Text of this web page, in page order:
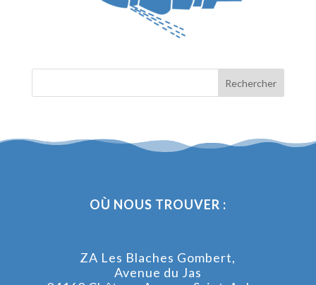
OÙ NOUS TROUVER :
ZA Les Blaches Gombert,
Avenue du Jas